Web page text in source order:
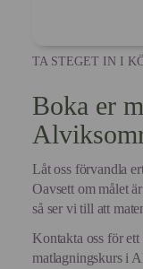
TA STEGET IN I
Boka er
Låt oss förvandla
Oavsett om målet
så ser vi till att
Kontakta oss för
matlagningskurs i